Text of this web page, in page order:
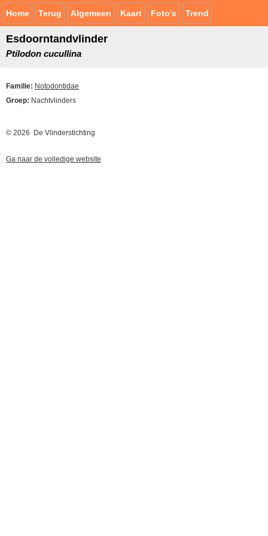
Home Terug Algemeen Kaart Foto's Trend
Esdoorntandvlinder
Ptilodon cucullina
Familie: Notodontidae
Groep: Nachtvlinders
© 2026 De Vlinderstichting
Ga naar de volledige website